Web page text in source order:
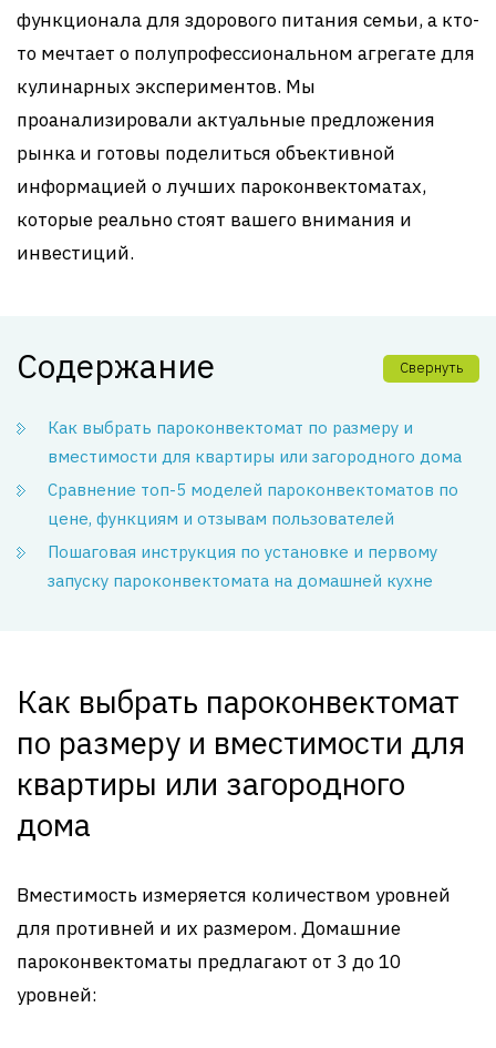
функционала для здорового питания семьи, а кто-
то мечтает о полупрофессиональном агрегате для
кулинарных экспериментов. Мы
проанализировали актуальные предложения
рынка и готовы поделиться объективной
информацией о лучших пароконвектоматах,
которые реально стоят вашего внимания и
инвестиций.
Содержание Свернуть
Как выбрать пароконвектомат по размеру и
вместимости для квартиры или загородного дома
Сравнение топ-5 моделей пароконвектоматов по
цене, функциям и отзывам пользователей
Пошаговая инструкция по установке и первому
запуску пароконвектомата на домашней кухне
Как выбрать пароконвектомат
по размеру и вместимости для
квартиры или загородного
дома
Вместимость измеряется количеством уровней
для противней и их размером. Домашние
пароконвектоматы предлагают от 3 до 10
уровней: